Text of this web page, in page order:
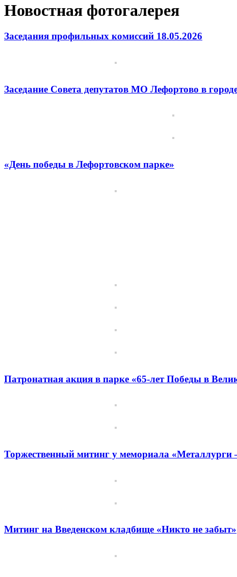
Новостная фотогалерея
Заседания профильных комиссий 18.05.2026
Заседание Совета депутатов МО Лефортово в
«День победы в Лефортовском парке»
Патронатная акция в парке «65‑лет Победы в
Торжественный митинг у мемориала
Митинг на Введенском кладбище «Никто не забыт»